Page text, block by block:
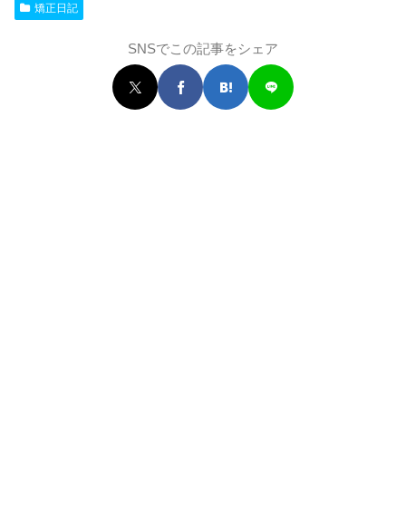
矯正日記
SNSでこの記事をシェア